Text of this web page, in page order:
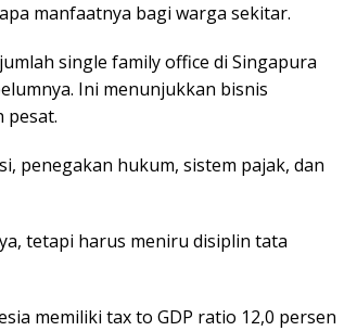
manfaatnya bagi warga sekitar.
single family office di Singapura
Ini menunjukkan bisnis
pesat.
penegakan hukum, sistem pajak, dan
tetapi harus meniru disiplin tata
memiliki tax to GDP ratio 12,0 persen